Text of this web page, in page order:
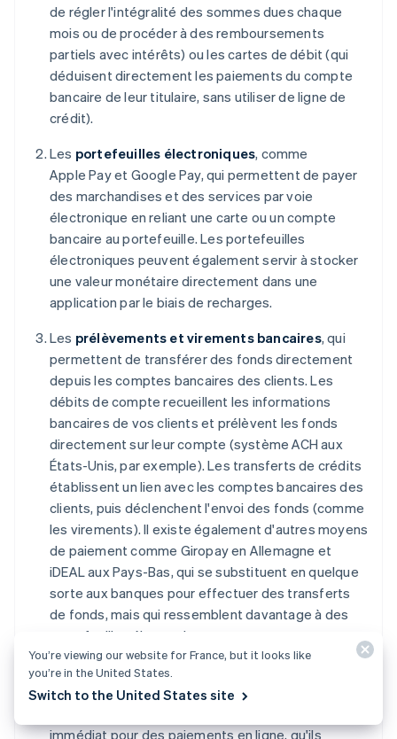
de régler l'intégralité des sommes dues chaque
mois ou de procéder à des remboursements
partiels avec intérêts) ou les cartes de débit (qui
déduisent directement les paiements du compte
bancaire de leur titulaire, sans utiliser de ligne de
crédit).
Les portefeuilles électroniques, comme
Apple Pay et Google Pay, qui permettent de payer
des marchandises et des services par voie
électronique en reliant une carte ou un compte
bancaire au portefeuille. Les portefeuilles
électroniques peuvent également servir à stocker
une valeur monétaire directement dans une
application par le biais de recharges.
Les prélèvements et virements bancaires, qui
permettent de transférer des fonds directement
depuis les comptes bancaires des clients. Les
débits de compte recueillent les informations
bancaires de vos clients et prélèvent les fonds
directement sur leur compte (système ACH aux
États-Unis, par exemple). Les transferts de crédits
établissent un lien avec les comptes bancaires des
clients, puis déclenchent l'envoi des fonds (comme
les virements). Il existe également d'autres moyens
de paiement comme Giropay en Allemagne et
iDEAL aux Pays-Bas, qui se substituent en quelque
sorte aux banques pour effectuer des transferts
de fonds, mais qui ressemblent davantage à des
portefeuilles électroniques.
Les paiements différés
de moyens de paiement en pleine expansion qui
immédiat pour des paiements en ligne, qu'ils
You’re viewing our website for France, but it looks like
you’re in the United States.
Switch to the United States site